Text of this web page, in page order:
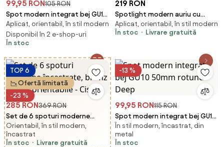
99,95 RON105 RON
Spot modern integrat bej GU10
50mm rotund orientabil -
Installa
Aplicat, orientabil, în stil modern
Disponibil în 2 e-shop-uri
În stoc
219 RON
Spotlight modern auriu cu
sticlă chihlimbar rotundă cu 3
lumini - Teddy
Aplicat, orientabil, în stil modern
În stoc
Livrare gratuită
TOP 6
Ofertă limitată
-23 %
285 RON369 RON
Set de 6 spoturi moderne
încastrate, bronz închis,
orientabile - Cisco
Orientabil, în stil modern,
încastrat
În stoc
Livrare gratuită
-13 %
99,95 RON115 RON
Spot modern integrat bej GU10
50mm rotund - Deep
În stil modern, încastrat, din
metal
În stoc